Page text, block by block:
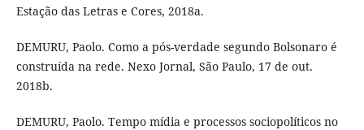
Estação das Letras e Cores, 2018a.
DEMURU, Paolo. Como a pós-verdade segundo Bolsonaro é
construída na rede. Nexo Jornal, São Paulo, 17 de out.
2018b.
DEMURU, Paolo. Tempo mídia e processos sociopolíticos no